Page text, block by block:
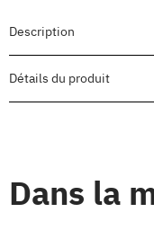
Description
Détails du produit
Dans la